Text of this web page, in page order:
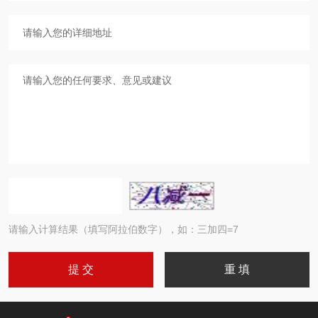
请输入计算结果（填写阿拉伯数字），如：三加四=7